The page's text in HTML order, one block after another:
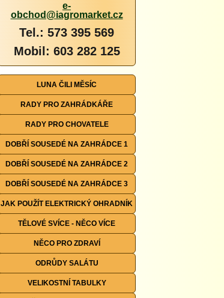
e-
obchod@iagromarket.cz
Tel.: 573 395 569
Mobil: 603 282 125
LUNA ČILI MĚSÍC
RADY PRO ZAHRÁDKÁŘE
RADY PRO CHOVATELE
DOBŘÍ SOUSEDÉ NA ZAHRÁDCE 1
DOBŘÍ SOUSEDÉ NA ZAHRÁDCE 2
DOBŘÍ SOUSEDÉ NA ZAHRÁDCE 3
JAK POUŽÍT ELEKTRICKÝ OHRADNÍK
TĚLOVÉ SVÍCE - NĚCO VÍCE
NĚCO PRO ZDRAVÍ
ODRŮDY SALÁTU
VELIKOSTNÍ TABULKY